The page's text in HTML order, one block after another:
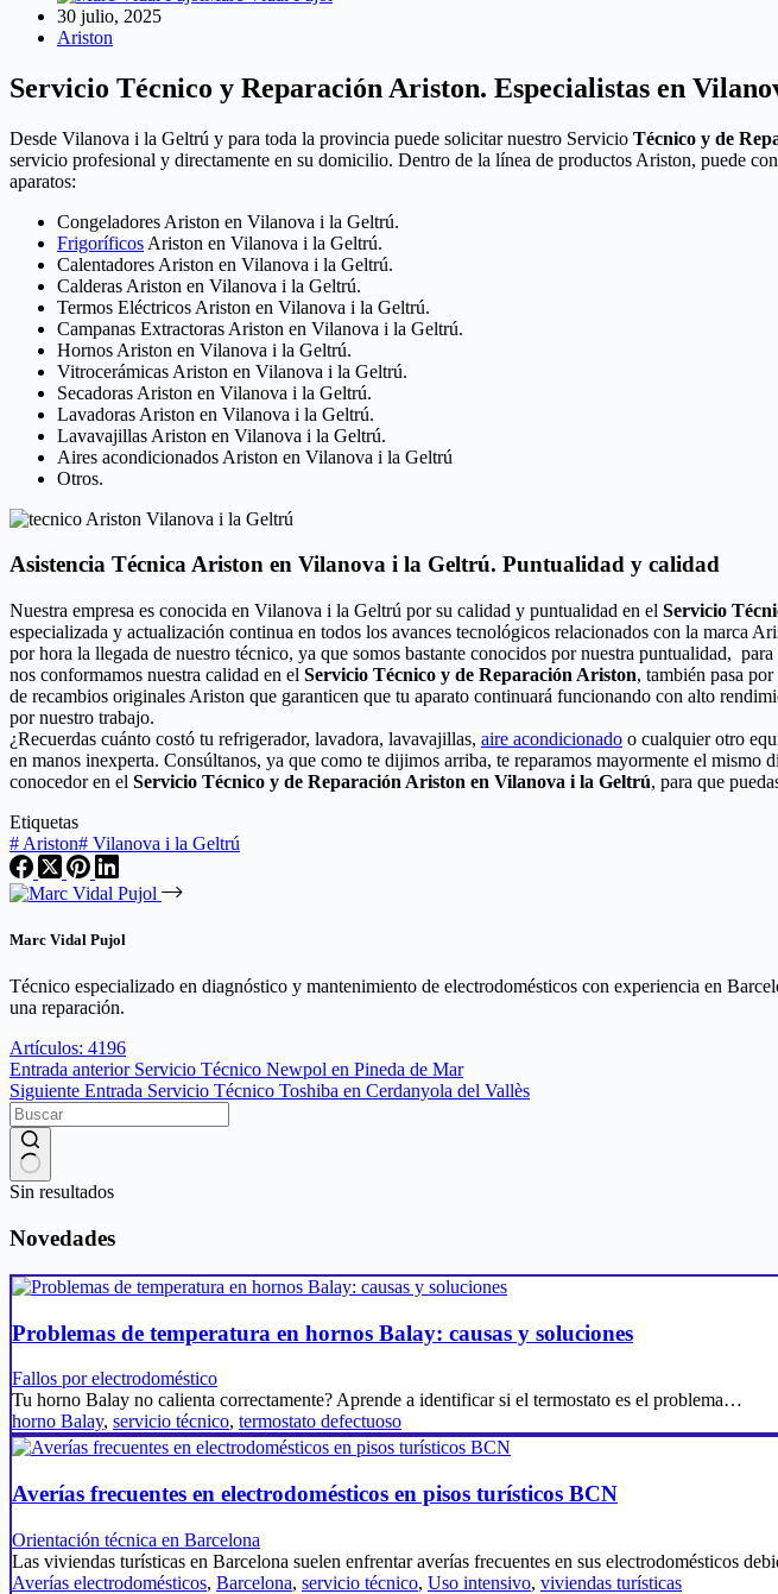
30 julio, 2025
Ariston
Servicio Técnico y Reparación Ariston. Especialistas en
Desde Vilanova i la Geltrú y para toda la provincia puede solicitar nuestro Servicio Técnico y de
servicio profesional y directamente en su domicilio. Dentro de la línea de productos Ariston, puede
aparatos:
Congeladores Ariston en Vilanova i la Geltrú.
Frigoríficos Ariston en Vilanova i la Geltrú.
Calentadores Ariston en Vilanova i la Geltrú.
Calderas Ariston en Vilanova i la Geltrú.
Termos Eléctricos Ariston en Vilanova i la Geltrú.
Campanas Extractoras Ariston en Vilanova i la Geltrú.
Hornos Ariston en Vilanova i la Geltrú.
Vitrocerámicas Ariston en Vilanova i la Geltrú.
Secadoras Ariston en Vilanova i la Geltrú.
Lavadoras Ariston en Vilanova i la Geltrú.
Lavavajillas Ariston en Vilanova i la Geltrú.
Aires acondicionados Ariston en Vilanova i la Geltrú
Otros.
Asistencia Técnica Ariston en Vilanova i la Geltrú. Puntualidad y calidad
Nuestra empresa es conocida en Vilanova i la Geltrú por su calidad y puntualidad en el Servicio
especializada y actualización continua en todos los avances tecnológicos relacionados con la marca
por hora la llegada de nuestro técnico, ya que somos bastante conocidos por nuestra puntualidad,
nos conformamos nuestra calidad en el Servicio Técnico y de Reparación Ariston, también pasa
de recambios originales Ariston que garanticen que tu aparato continuará funcionando con alto
por nuestro trabajo.
¿Recuerdas cuánto costó tu refrigerador, lavadora, lavavajillas, aire acondicionado o cualquier otro
en manos inexperta. Consúltanos, ya que como te dijimos arriba, te reparamos mayormente el
conocedor en el Servicio Técnico y de Reparación Ariston en Vilanova i la Geltrú, para que
Etiquetas
# Ariston# Vilanova i la Geltrú
Marc Vidal Pujol
Técnico especializado en diagnóstico y mantenimiento de electrodomésticos con experiencia en
una reparación.
Artículos: 4196
Entrada anterior Servicio Técnico Newpol en Pineda de Mar
Siguiente Entrada Servicio Técnico Toshiba en Cerdanyola del Vallès
Sin resultados
Novedades
Problemas de temperatura en hornos Balay: causas y soluciones
Fallos por electrodoméstico
Tu horno Balay no calienta correctamente? Aprende a identificar si el termostato es el problema…
horno Balay, servicio técnico, termostato defectuoso
Averías frecuentes en electrodomésticos en pisos turísticos BCN
Orientación técnica en Barcelona
Las viviendas turísticas en Barcelona suelen enfrentar averías frecuentes en sus electrodomésticos
Averías electrodomésticos, Barcelona, servicio técnico, Uso intensivo, viviendas turísticas